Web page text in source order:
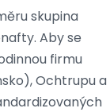
skupina
Aby se
firmu
Ochtrupu a